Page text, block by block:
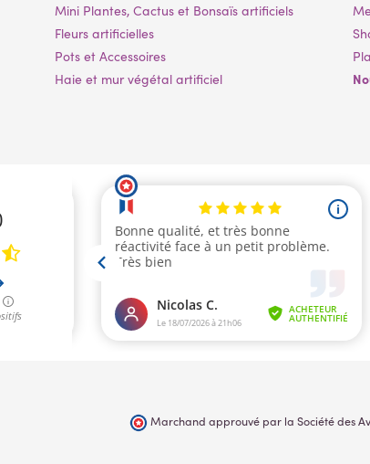
Mini Plantes, Cactus et Bonsaïs artificiels
Fleurs artificielles
Pots et Accessoires
Haie et mur végétal artificiel
Marchand approuvé par la Société des